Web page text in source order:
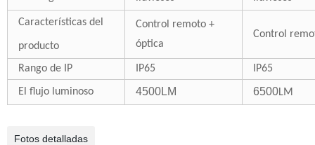
Características del
producto
Control remoto +
óptica
Control
Rango de IP IP65 IP65
El flujo luminoso 4500LM 6500LM
Fotos detalladas